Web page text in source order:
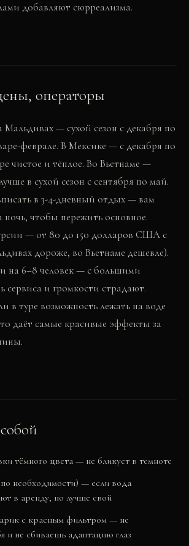
добавляют сюрреализма.
операторы
Мальдивах — сухой сезон с декабря по
феврале. В Мексике — с декабря по
чистое и тёплое. Во Вьетнаме —
в сухой сезон с сентября по май.
в 3-4-дневный отдых — вам
ночь, чтобы пережить основное.
— от 80 до 150 долларов США с
дороже, во Вьетнаме дешевле).
на 6–8 человек — с большими
сервиса и громкости страдают.
в туре возможность лежать на воде
даёт самые красивые эффекты за
тёмного цвета — не бликует в темноте
необходимости) — если вода
в аренду, но лучше свой
с красным фильтром — не
и не сбиваешь адаптацию глаз